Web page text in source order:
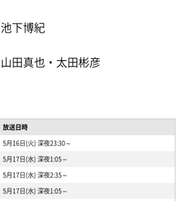
下博紀
田真也・太田彬彦
放送日時
5月16日(火) 深夜23:30～
5月17日(水) 深夜1:05～
5月17日(水) 深夜2:35～
5月17日(水) 深夜1:05～